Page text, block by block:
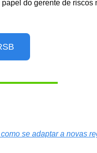
do gerente de riscos
se adaptar a novas